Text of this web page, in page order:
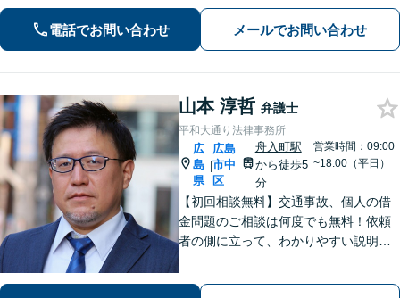
償金を増額、ご相談ください。【会社
での勤務経験あり】
電話でお問い合わせ メールでお問い合わせ
山本 淳哲 弁護士
平和大通り法律事務所
広
島
県
|
広島
市中
区
舟入町駅
から徒歩5
分
営業時間：09:00
~18:00（平日）
【初回相談無料】交通事故、個人の借
金問題のご相談は何度でも無料！依頼
者の側に立って、わかりやすい説明を